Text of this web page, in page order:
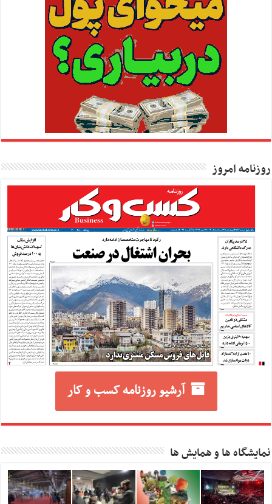
روزنامه امروز
آرشیو روزنامه کسب و کار
نمایشگاه ها و همایش ها